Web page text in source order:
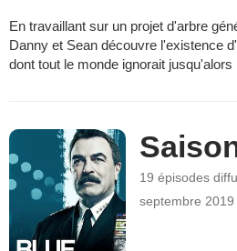
En travaillant sur un projet d'arbre
Danny et Sean découvre l'existence
dont tout le monde ignorait
19 épisodes
septembre 2019